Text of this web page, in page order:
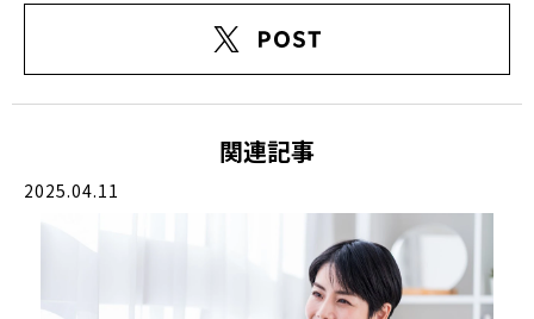
関連記事
2025.04.11